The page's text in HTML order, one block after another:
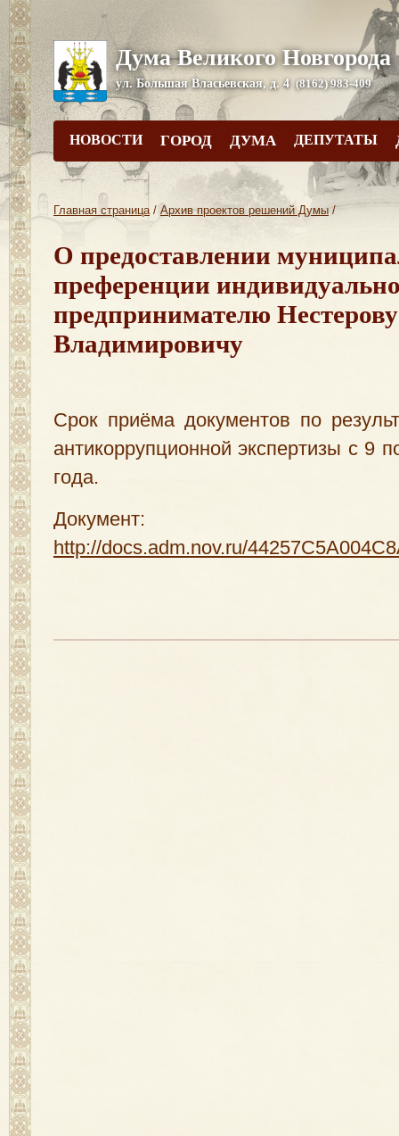
Дума Великого Новгорода
ул. Большая Власьевская, д. 4 (8162) 983-409
НОВОСТИ ГОРОД ДУМА ДЕПУТАТЫ
Главная страница/ Архив проектов решений Думы/
О предоставлении
преференции
предпринимателю
Владимировичу
Срок приёма документов по
антикоррупционной экспертизы с 9
года.
Документ:
http://docs.adm.nov.ru/